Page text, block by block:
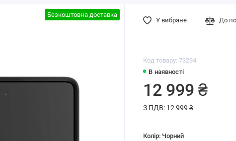
Безкоштовна доставка
Код товару: 73294
В наявності
12 999 ₴
З ПДВ: 12 999 ₴
Колір: Чорний
У вибране До